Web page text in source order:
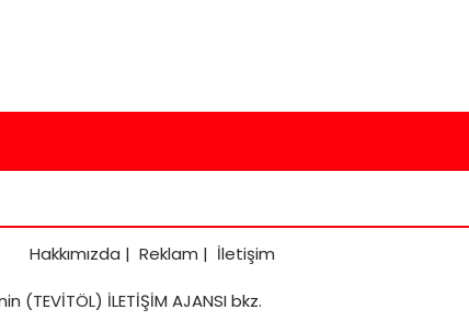
Hakkımızda | Reklam | İletişim
(TEVİTÖL) İLETİŞİM AJANSI bkz.